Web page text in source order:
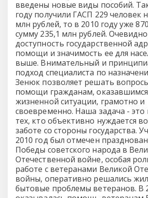
введены новые виды пособий.
году получили ГАСП 229 человек
млн рублей, то в 2010 году уже
сумму 235,1 млн рублей.
доступность государственной
помощи и значимость ее для
выше. Внимательный и
подход специалиста по
Зенюк позволяет решать
помощи гражданам,
жизненной ситуации, грамотно и
своевременно. Наша задача -
тех, кто объективно нуждается
заботе со стороны государства.
2010 год был отмечен
Победы советского народа в
Отечественной войне, особая
работе с ветеранами Великой
войны, оперативно решались
бытовые проблемы ветеранов. В